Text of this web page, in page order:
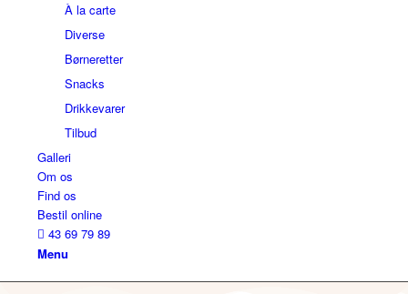
À la carte
Diverse
Børneretter
Snacks
Drikkevarer
Tilbud
Galleri
Om os
Find os
Bestil online
43 69 79 89
Menu